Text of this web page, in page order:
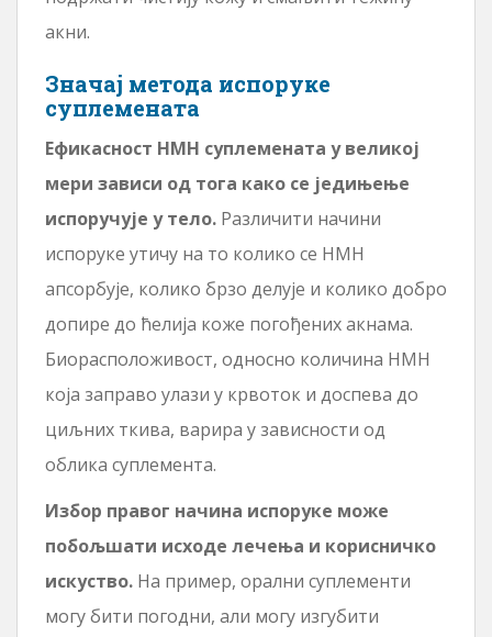
акни.
Значај метода испоруке
суплемената
Ефикасност НМН суплемената у великој
мери зависи од тога како се једињење
испоручује у тело. Различити начини
испоруке утичу на то колико се НМН
апсорбује, колико брзо делује и колико добро
допире до ћелија коже погођених акнама.
Биорасположивост, односно количина НМН
која заправо улази у крвоток и доспева до
циљних ткива, варира у зависности од
облика суплемента.
Избор правог начина испоруке може
побољшати исходе лечења и корисничко
искуство. На пример, орални суплементи
могу бити погодни, али могу изгубити